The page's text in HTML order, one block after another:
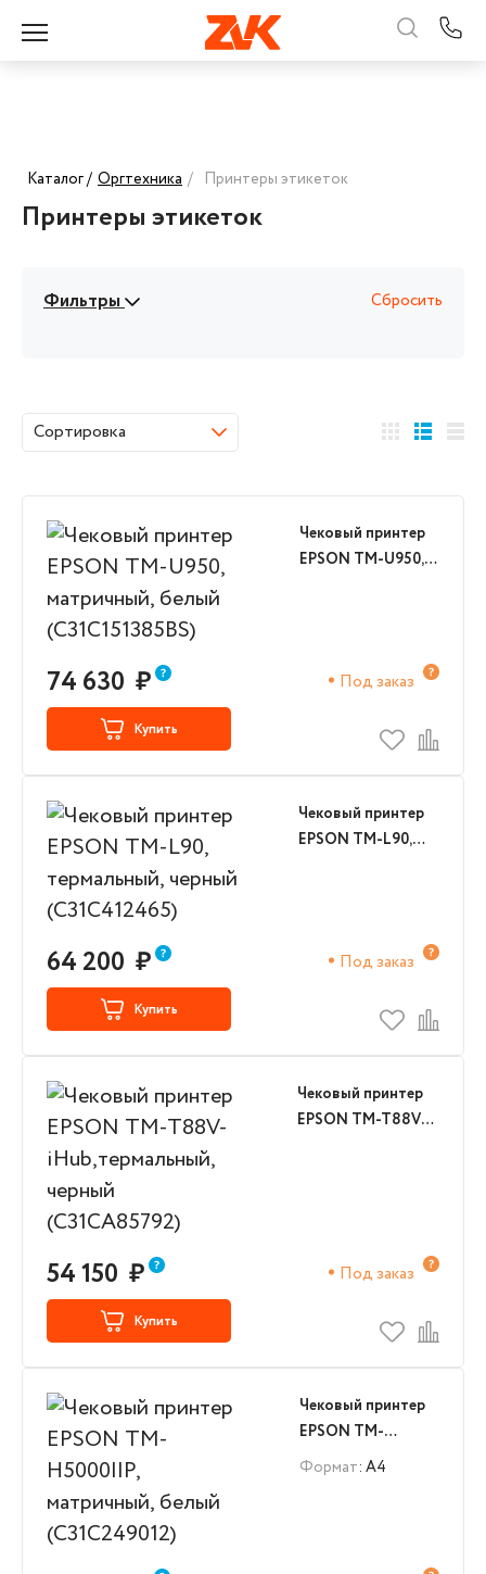
Каталог / Оргтехника / Принтеры этикеток
Принтеры этикеток
Сортировка
Чековый принтер
EPSON TM-U950,
74 630 ₽ Под заказ
Купить
Чековый принтер
EPSON TM-L90,
64 200 ₽ Под заказ
Купить
Чековый принтер
EPSON TM-T88V-
54 150 ₽ Под заказ
Купить
Чековый принтер
EPSON TM-
H5000IIP,
Формат: А4
Фильтры Сбросить